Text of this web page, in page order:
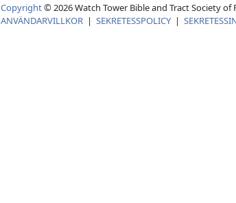
Copyright© 2026Watch Tower Bible and Tract Society of
ANVÄNDARVILLKOR | SEKRETESSPOLICY |